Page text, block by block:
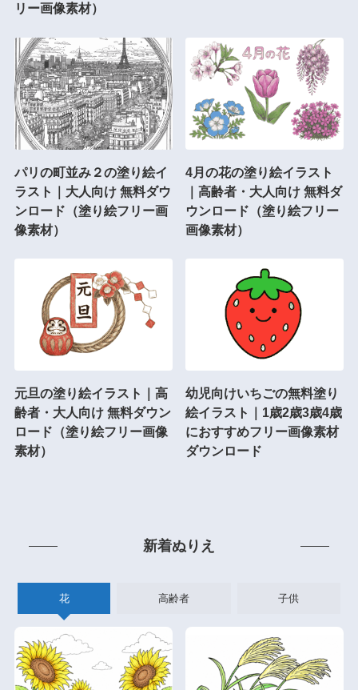
リー画像素材）
パリの町並み２の塗り絵イ
ラスト｜大人向け 無料ダウ
ンロード（塗り絵フリー画
像素材）
4月の花の塗り絵イラスト
｜高齢者・大人向け 無料ダ
ウンロード（塗り絵フリー
画像素材）
元旦の塗り絵イラスト｜高
齢者・大人向け 無料ダウン
ロード（塗り絵フリー画像
素材）
幼児向けいちごの無料塗り
絵イラスト｜1歳2歳3歳4歳
におすすめフリー画像素材
ダウンロード
新着ぬりえ
花 高齢者 子供